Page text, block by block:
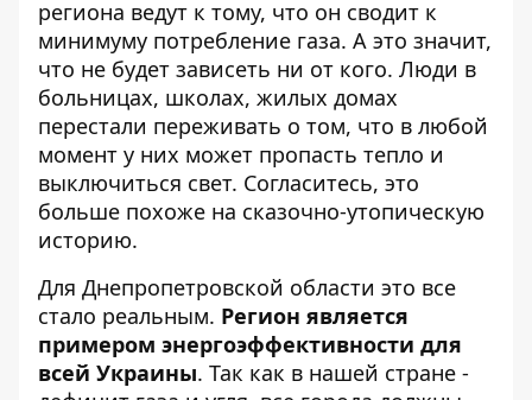
региона ведут к тому, что он сводит к
минимуму потребление газа. А это значит,
что не будет зависеть ни от кого. Люди в
больницах, школах, жилых домах
перестали переживать о том, что в любой
момент у них может пропасть тепло и
выключиться свет. Согласитесь, это
больше похоже на сказочно-утопическую
историю.
Для Днепропетровской области это все
стало реальным. Регион является
примером энергоэффективности для
всей Украины. Так как в нашей стране -